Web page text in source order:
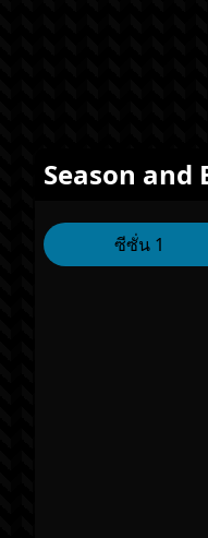
Season and
ซีซั่น 1